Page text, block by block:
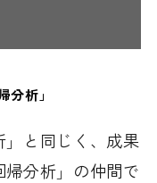
析」
」と同じく、成果
分析」の仲間で